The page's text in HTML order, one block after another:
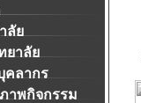
ลัย
ยาลัย
คลากร
าพกิจกรรม